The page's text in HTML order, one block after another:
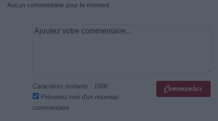
Aucun commentaire pour le moment
Caractères restants : 1000
Prévenez-moi d'un nouveau
commentaire